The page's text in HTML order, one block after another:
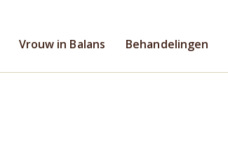
Vrouw in Balans Behandelingen